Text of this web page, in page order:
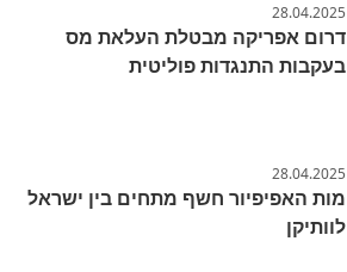
28.04.2025
דרום אפריקה מבטלת העלאת מס
בעקבות התנגדות פוליטית
28.04.2025
מות האפיפיור חשף מתחים בין ישראל
לוותיקן